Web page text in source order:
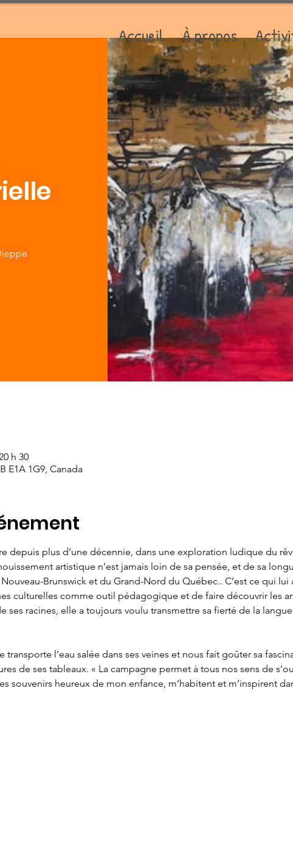
Accueil À propos
h 30
E1A 1G9, Canada
depuis plus d’une décennie, dans une exploration ludique du
artistique n’est jamais loin de sa pensée, et de sa
Brunswick et du Grand-Nord du Québec.. C’est ce qui lui
culturelles comme outil pédagogique et de faire découvrir les
ses racines, elle a toujours voulu transmettre sa fierté de la
l’eau salée dans ses veines et nous fait goûter sa
de ses tableaux. « La campagne permet à tous nos sens de
souvenirs heureux de mon enfance, m’habitent et m’inspirent